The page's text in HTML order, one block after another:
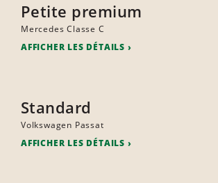
Petite premium
Mercedes Classe C
AFFICHER LES DÉTAILS
Standard
Volkswagen Passat
AFFICHER LES DÉTAILS